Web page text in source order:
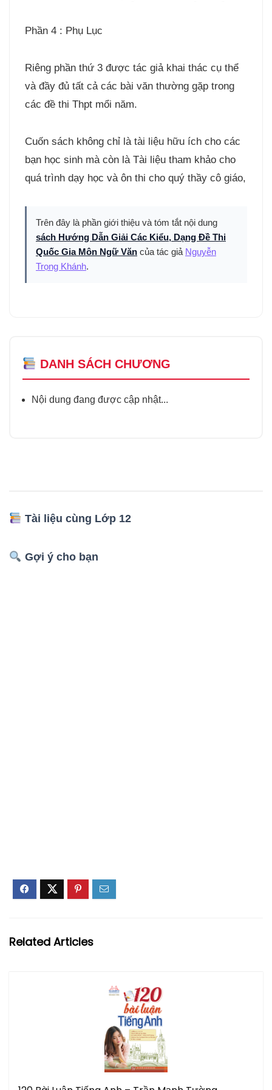
Phần 4 : Phụ Lục
Riêng phần thứ 3 được tác giả khai thác cụ thể
và đầy đủ tất cả các bài văn thường gặp trong
các đề thi Thpt mổi năm.
Cuốn sách không chỉ là tài liệu hữu ích cho các
bạn học sinh mà còn là Tài liệu tham khảo cho
quá trình dạy học và ôn thi cho quý thầy cô giáo,
Trên đây là phần giới thiệu và tóm tắt nội dung
sách Hướng Dẫn Giải Các Kiểu, Dạng Đề Thi
Quốc Gia Môn Ngữ Văn của tác giả Nguyễn
Trọng Khánh.
DANH SÁCH CHƯƠNG
Nội dung đang được cập nhật...
Tài liệu cùng Lớp 12
Gợi ý cho bạn
Related Articles